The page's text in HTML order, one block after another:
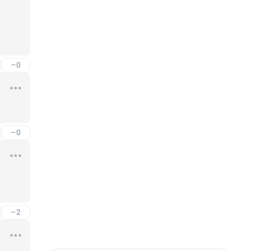
–0
–0
–2